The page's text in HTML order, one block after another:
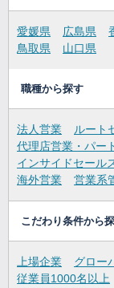
愛媛県 広島県
鳥取県
山口県
職種から探す
法人営業 ルート
代理店営業・パー
インサイドセール
海外営業
営業系
こだわり条件から
上場企業 グロー
従業員1000名以上